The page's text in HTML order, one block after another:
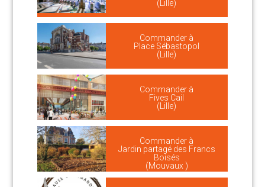
(Lille)
Commander à
Place Sébastopol
(Lille)
Commander à
Fives Cail
(Lille)
Commander à
Jardin partagé des Francs
Boisés
(Mouvaux )